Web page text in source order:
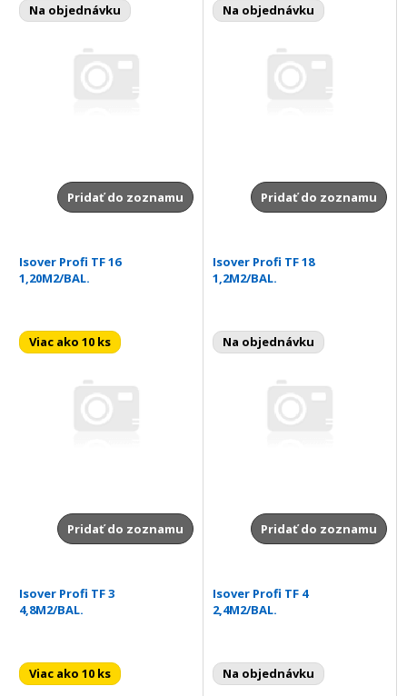
Na objednávku
Pridať do zoznamu
Na objednávku
Pridať do zoznamu
Isover Profi TF 16
1,20M2/BAL.
Viac ako 10 ks
Pridať do zoznamu
Isover Profi TF 18
1,2M2/BAL.
Na objednávku
Pridať do zoznamu
Isover Profi TF 3
4,8M2/BAL.
Viac ako 10 ks
Isover Profi TF 4
2,4M2/BAL.
Na objednávku